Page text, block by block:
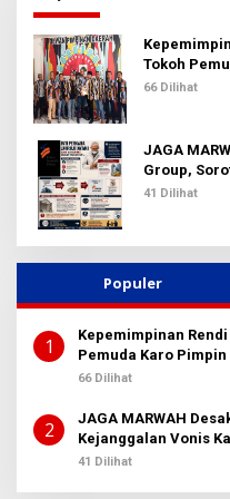
t
u
k
:
Tokoh
Medan
66 Dilihat
JAGA
Group,
41 Dilihat
Populer
1
Kepemimpinan
Pemuda Karo Pimpin
66 Dilihat
2
JAGA MARWAH
Kejanggalan Vonis
41 Dilihat